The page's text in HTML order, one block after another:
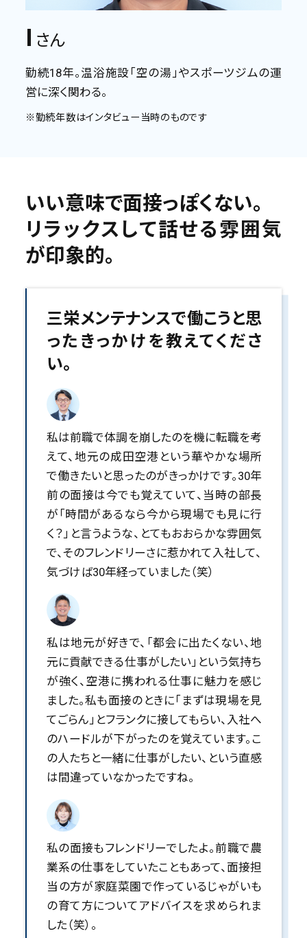
I さん
勤続18年。温浴施設「空の湯」やスポーツジムの運
営に深く関わる。
※勤続年数はインタビュー当時のものです
いい意味で面接っぽくない。
リラックスして話せる雰囲気
が印象的。
三栄メンテナンスで働こうと思
ったきっかけを教えてくださ
い。
私は前職で体調を崩したのを機に転職を考
えて、地元の成田空港という華やかな場所
で働きたいと思ったのがきっかけです。30年
前の面接は今でも覚えていて、当時の部長
が「時間があるなら今から現場でも見に行
く？」と言うような、とてもおおらかな雰囲気
で、そのフレンドリーさに惹かれて入社して、
気づけば30年経っていました（笑）
私は地元が好きで、「都会に出たくない、地
元に貢献できる仕事がしたい」という気持ち
が強く、空港に携われる仕事に魅力を感じ
ました。私も面接のときに「まずは現場を見
てごらん」とフランクに接してもらい、入社へ
のハードルが下がったのを覚えています。こ
の人たちと一緒に仕事がしたい、という直感
は間違っていなかったですね。
私の面接もフレンドリーでしたよ。前職で農
業系の仕事をしていたこともあって、面接担
当の方が家庭菜園で作っているじゃがいも
の育て方についてアドバイスを求められま
した（笑）。